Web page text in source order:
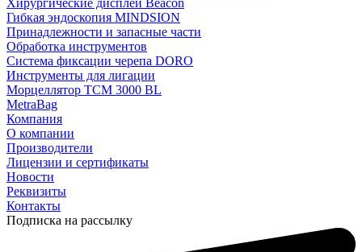
Гибкая эндоскопия MINDSION
Принадлежности и запасные части
Обработка инструментов
Система фиксации черепа DORO
Инструменты для лигации
Морцеллятор ТСМ 3000 BL
MetraBag
Компания
О компании
Производители
Лицензии и сертификаты
Новости
Реквизиты
Контакты
Подписка на рассылку